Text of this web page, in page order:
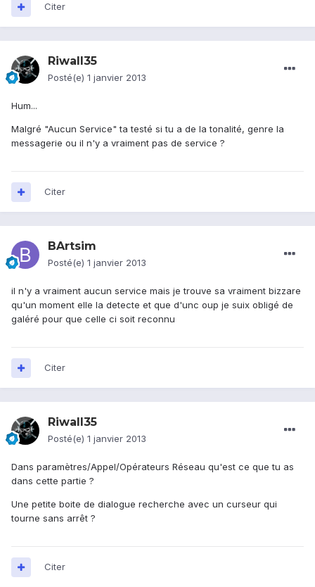
Citer
Riwall35
Posté(e) 1 janvier 2013
Hum...
Malgré "Aucun Service" ta testé si tu a de la tonalité, genre la
messagerie ou il n'y a vraiment pas de service ?
Citer
BArtsim
Posté(e) 1 janvier 2013
il n'y a vraiment aucun service mais je trouve sa vraiment bizzare
qu'un moment elle la detecte et que d'unc oup je suix obligé de
galéré pour que celle ci soit reconnu
Citer
Riwall35
Posté(e) 1 janvier 2013
Dans paramètres/Appel/Opérateurs Réseau qu'est ce que tu as
dans cette partie ?
Une petite boite de dialogue recherche avec un curseur qui
tourne sans arrêt ?
Citer